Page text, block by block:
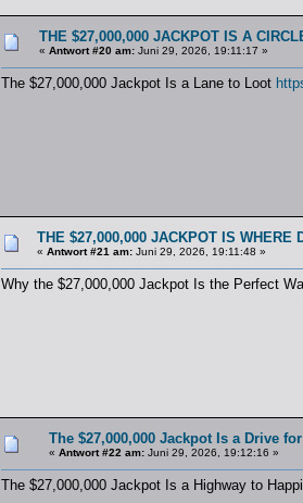
THE $27,000,000 JACKPOT IS A
« Antwort #20 am: Juni 29, 2026, 19:11:17 »
The $27,000,000 Jackpot Is a Lane to Loot
THE $27,000,000 JACKPOT IS WHERE
« Antwort #21 am: Juni 29, 2026, 19:11:48 »
Why the $27,000,000 Jackpot Is the Perfect
The $27,000,000 Jackpot Is a Drive
« Antwort #22 am: Juni 29, 2026, 19:12:16 »
The $27,000,000 Jackpot Is a Highway to